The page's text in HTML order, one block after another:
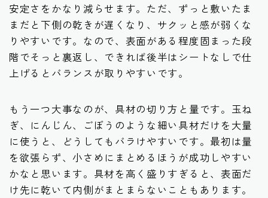
安定さをかなり減らせます。ただ、ずっと敷いたま
まだと下側の乾きが遅くなり、サクッと感が弱くな
りやすいです。なので、表面がある程度固まった段
階でそっと裏返し、できれば後半はシートなしで仕
上げるとバランスが取りやすいです。
もう一つ大事なのが、具材の切り方と量です。玉ね
ぎ、にんじん、ごぼうのような細い具材だけを大量
に使うと、どうしてもバラけやすいです。最初は量
を欲張らず、小さめにまとめるほうが成功しやすい
かなと思います。具材を高く盛りすぎると、表面だ
け先に乾いて内側がまとまらないこともあります。